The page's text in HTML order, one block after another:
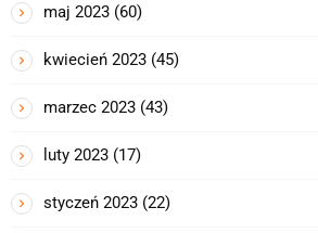
maj 2023 (60)
kwiecień 2023 (45)
marzec 2023 (43)
luty 2023 (17)
styczeń 2023 (22)